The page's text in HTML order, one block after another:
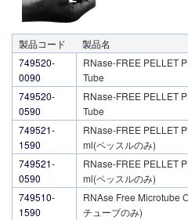
製品コード 製品名
749520-
0090
RNase-FREE PELLET
Tube
749520-
0590
RNase-FREE PELLET
Tube
749521-
1590
RNase-FREE PELLET
ml(ペッスルのみ)
749521-
0590
RNase-FREE PELLET
ml(ペッスルのみ)
749510-
1590
RNAse Free Microtube
チューブのみ)